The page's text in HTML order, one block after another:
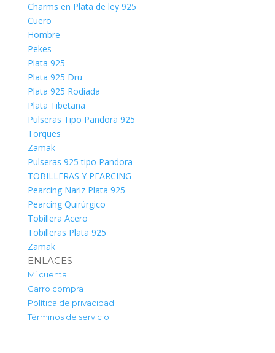
Charms en Plata de ley 925
Cuero
Hombre
Pekes
Plata 925
Plata 925 Dru
Plata 925 Rodiada
Plata Tibetana
Pulseras Tipo Pandora 925
Torques
Zamak
Pulseras 925 tipo Pandora
TOBILLERAS Y PEARCING
Pearcing Nariz Plata 925
Pearcing Quirúrgico
Tobillera Acero
Tobilleras Plata 925
Zamak
ENLACES
Mi cuenta
Carro compra
Política de privacidad
Términos de servicio